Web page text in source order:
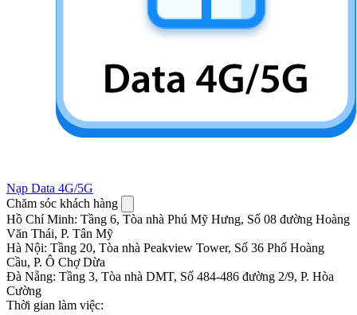
Nạp Data 4G/5G
Chăm sóc khách hàng
Hồ Chí Minh: Tầng 6, Tòa nhà Phú Mỹ Hưng, Số 08 đường Hoàng
Văn Thái, P. Tân Mỹ
Hà Nội: Tầng 20, Tòa nhà Peakview Tower, Số 36 Phố Hoàng
Cầu, P. Ô Chợ Dừa
Đà Nẵng: Tầng 3, Tòa nhà DMT, Số 484-486 đường 2/9, P. Hòa
Cường
Thời gian làm việc: